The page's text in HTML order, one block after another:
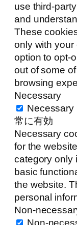
use third-
and
These
only with your
option to opt-
out of some
browsing
Necessary
Necessary
常に有効
Necessary
for the
category only
basic
the website.
personal
Non-
Non-